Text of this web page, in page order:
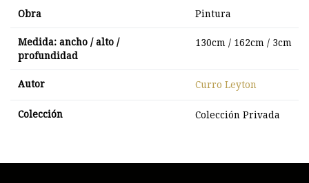
Obra Pintura
Medida: ancho / alto /
profundidad
130cm / 162cm / 3cm
Autor Curro Leyton
Colección Colección Privada